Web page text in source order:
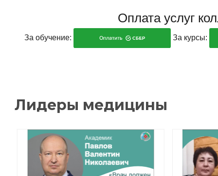
Оплата услуг
За обучение: За курсы: